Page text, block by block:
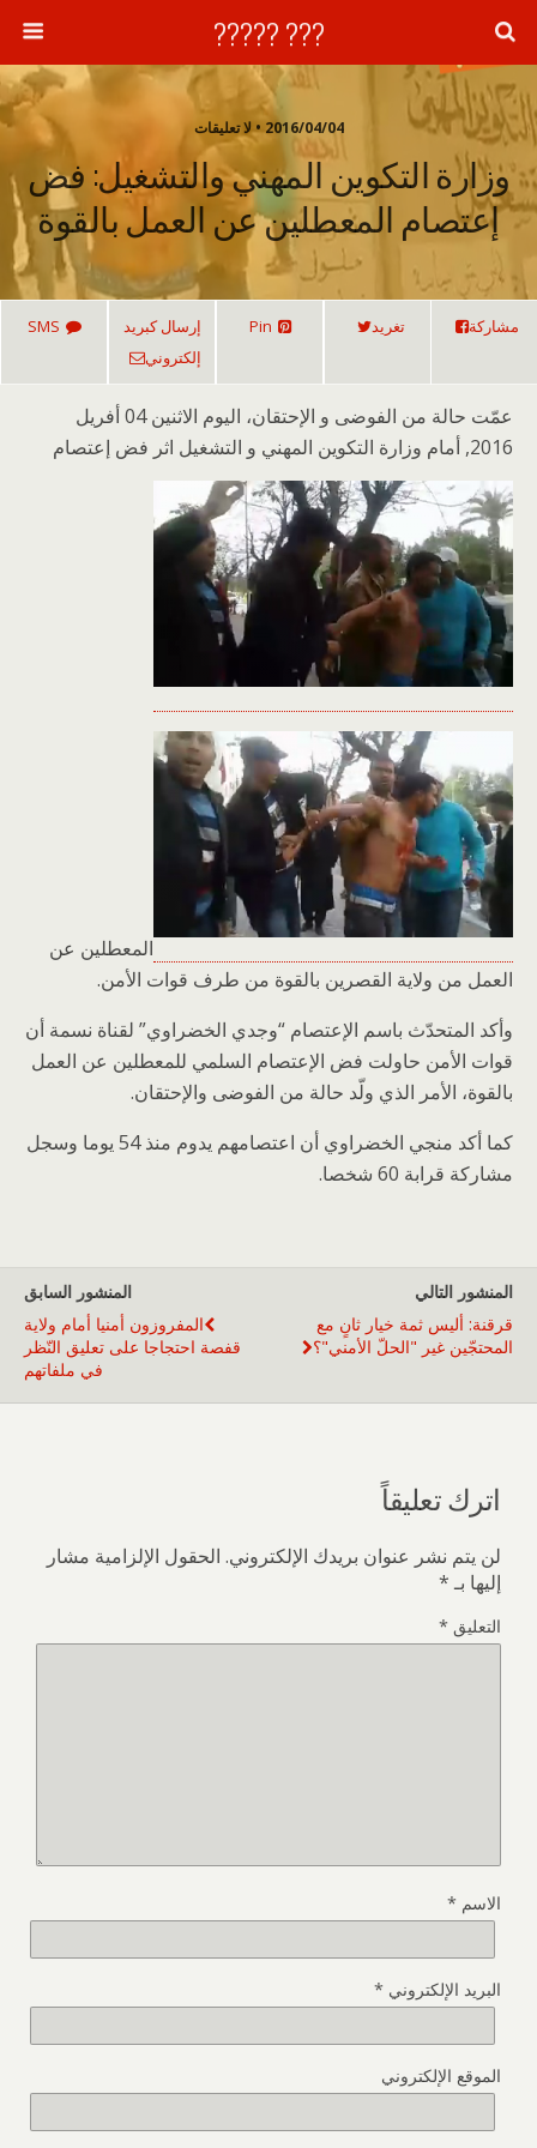
??? ?????
2016/04/04 • لا تعليقات
وزارة التكوين المهني والتشغيل: فض
إعتصام المعطلين عن العمل بالقوة
مشاركة تغريد Pin
إرسال كبريد
إلكتروني
SMS
عمّت حالة من الفوضى و الإحتقان، اليوم الاثنين 04 أفريل
2016, أمام وزارة التكوين المهني و التشغيل اثر فض إعتصام
المعطلين عن
العمل من ولاية القصرين بالقوة من طرف قوات الأمن.
وأكد المتحدّث باسم الإعتصام “وجدي الخضراوي” لقناة نسمة أن
قوات الأمن حاولت فض الإعتصام السلمي للمعطلين عن العمل
بالقوة، الأمر الذي ولّد حالة من الفوضى والإحتقان.
كما أكد منجي الخضراوي أن اعتصامهم يدوم منذ 54 يوما وسجل
مشاركة قرابة 60 شخصا.
المنشور السابق
المفروزون أمنيا أمام ولاية
قفصة احتجاجا على تعليق النّظر
في ملفاتهم
المنشور التالي
قرقنة: أليس ثمة خيار ثانٍ مع
المحتجّين غير "الحلّ الأمني"؟
اترك تعليقاً
لن يتم نشر عنوان بريدك الإلكتروني. الحقول الإلزامية مشار
إليها بـ*
التعليق *
الاسم *
البريد الإلكتروني *
الموقع الإلكتروني